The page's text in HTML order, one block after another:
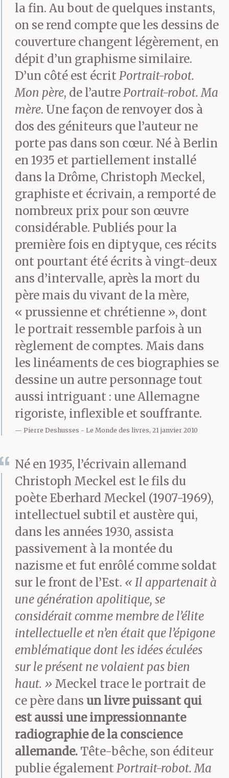
la fin. Au bout de quelques instants,
on se rend compte que les dessins de
couverture changent légèrement, en
dépit d’un graphisme similaire.
D’un côté est écrit Portrait-robot.
Mon père, de l’autre Portrait-robot. Ma
mère. Une façon de renvoyer dos à
dos des géniteurs que l’auteur ne
porte pas dans son cœur. Né à Berlin
en 1935 et partiellement installé
dans la Drôme, Christoph Meckel,
graphiste et écrivain, a remporté de
nombreux prix pour son œuvre
considérable. Publiés pour la
première fois en diptyque, ces récits
ont pourtant été écrits à vingt-deux
ans d’intervalle, après la mort du
père mais du vivant de la mère,
« prussienne et chrétienne », dont
le portrait ressemble parfois à un
règlement de comptes. Mais dans
les linéaments de ces biographies se
dessine un autre personnage tout
aussi intriguant : une Allemagne
rigoriste, inflexible et souffrante.
Pierre Deshusses Le Monde des livres, 21 janvier 2010
Né en 1935, l’écrivain allemand
Christoph Meckel est le fils du
poète Eberhard Meckel (1907-1969),
intellectuel subtil et austère qui,
dans les années 1930, assista
passivement à la montée du
nazisme et fut enrôlé comme soldat
sur le front de l’Est. « Il appartenait à
une génération apolitique, se
considérait comme membre de l’élite
intellectuelle et n’en était que l’épigone
emblématique dont les idées éculées
sur le présent ne volaient pas bien
haut. » Meckel trace le portrait de
ce père dans un livre puissant qui
est aussi une impressionnante
radiographie de la conscience
allemande. Tête-bêche, son éditeur
publie égalementPortrait-robot. Ma